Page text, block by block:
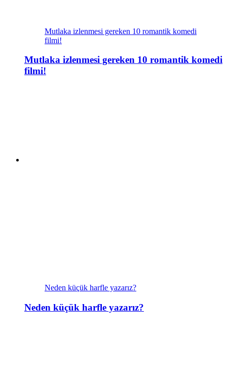
Mutlaka izlenmesi gereken 10 romantik komedi
filmi!
Mutlaka izlenmesi gereken 10 romantik komedi
filmi!
Neden küçük harfle yazarız?
Neden küçük harfle yazarız?